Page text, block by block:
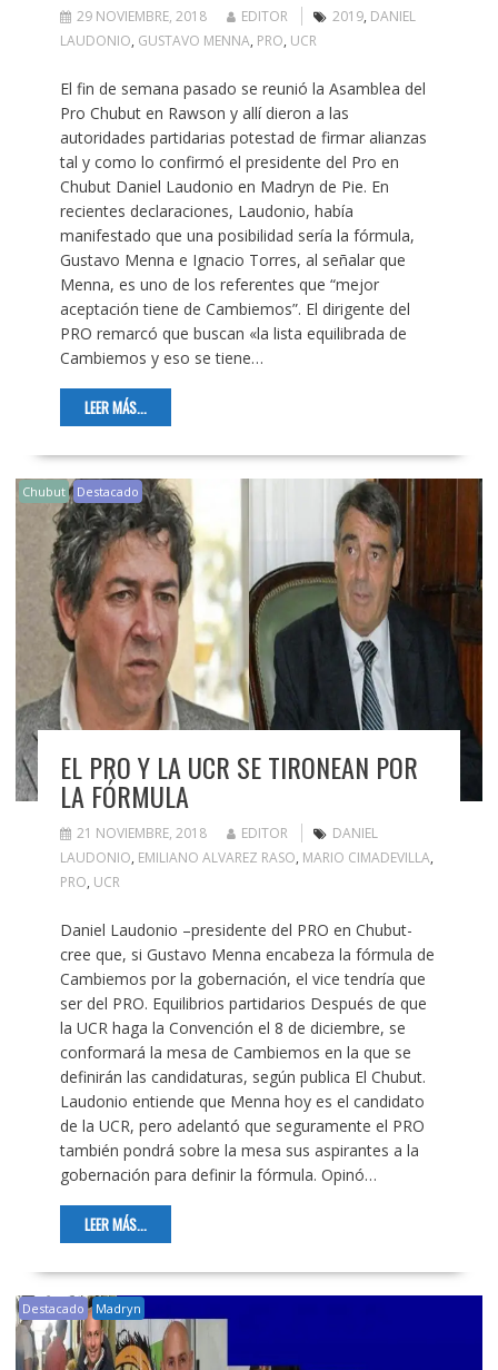
29 NOVIEMBRE, 2018 EDITOR 2019, DANIEL
LAUDONIO, GUSTAVO MENNA, PRO, UCR
El fin de semana pasado se reunió la Asamblea del
Pro Chubut en Rawson y allí dieron a las
autoridades partidarias potestad de firmar alianzas
tal y como lo confirmó el presidente del Pro en
Chubut Daniel Laudonio en Madryn de Pie. En
recientes declaraciones, Laudonio, había
manifestado que una posibilidad sería la fórmula,
Gustavo Menna e Ignacio Torres, al señalar que
Menna, es uno de los referentes que “mejor
aceptación tiene de Cambiemos”. El dirigente del
PRO remarcó que buscan «la lista equilibrada de
Cambiemos y eso se tiene…
LEER MÁS...
Chubut Destacado
EL PRO Y LA UCR SE TIRONEAN POR
LA FÓRMULA
21 NOVIEMBRE, 2018 EDITOR
DANIEL
LAUDONIO, EMILIANO ALVAREZ RASO, MARIO CIMADEVILLA,
PRO, UCR
Daniel Laudonio –presidente del PRO en Chubut-
cree que, si Gustavo Menna encabeza la fórmula de
Cambiemos por la gobernación, el vice tendría que
ser del PRO. Equilibrios partidarios Después de que
la UCR haga la Convención el 8 de diciembre, se
conformará la mesa de Cambiemos en la que se
definirán las candidaturas, según publica El Chubut.
Laudonio entiende que Menna hoy es el candidato
de la UCR, pero adelantó que seguramente el PRO
también pondrá sobre la mesa sus aspirantes a la
gobernación para definir la fórmula. Opinó…
LEER MÁS...
Destacado Madryn